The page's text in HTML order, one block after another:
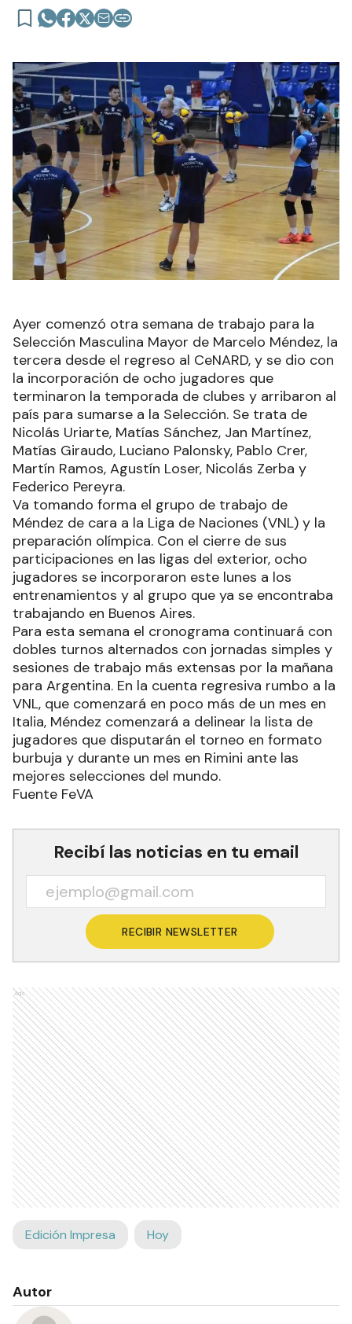
Ayer comenzó otra semana de trabajo para la
Selección Masculina Mayor de Marcelo Méndez, la
tercera desde el regreso al CeNARD, y se dio con
la incorporación de ocho jugadores que
terminaron la temporada de clubes y arribaron al
país para sumarse a la Selección. Se trata de
Nicolás Uriarte, Matías Sánchez, Jan Martínez,
Matías Giraudo, Luciano Palonsky, Pablo Crer,
Martín Ramos, Agustín Loser, Nicolás Zerba y
Federico Pereyra.
Va tomando forma el grupo de trabajo de
Méndez de cara a la Liga de Naciones (VNL) y la
preparación olímpica. Con el cierre de sus
participaciones en las ligas del exterior, ocho
jugadores se incorporaron este lunes a los
entrenamientos y al grupo que ya se encontraba
trabajando en Buenos Aires.
Para esta semana el cronograma continuará con
dobles turnos alternados con jornadas simples y
sesiones de trabajo más extensas por la mañana
para Argentina. En la cuenta regresiva rumbo a la
VNL, que comenzará en poco más de un mes en
Italia, Méndez comenzará a delinear la lista de
jugadores que disputarán el torneo en formato
burbuja y durante un mes en Rimini ante las
mejores selecciones del mundo.
Fuente FeVA
Recibí las noticias en tu email
RECIBIR NEWSLETTER
Ads
Edición Impresa Hoy
Autor